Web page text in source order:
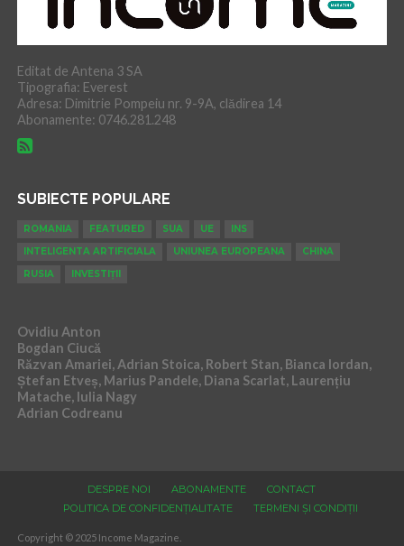
Editat de Antena 3 SA
Tipografia: Everest
Adresa: Dimitrie Pompeiu nr. 9-9A, clădirea 14
Abonamente: 0746.281.248
SUBIECTE POPULARE
ROMANIA FEATURED SUA UE
INS
INTELIGENTA ARTIFICIALA
UNIUNEA EUROPEANA
CHINA
RUSIA
INVESTIȚII
Ovidiu Anton
Bogdan Ciucă
Răzvan Amariei, Adrian Stoica, Robert Stan, Bianca Iordan,
Ștefan Etveș, Marius Pandele, Diana Scarlat, Laurențiu
Matache, Iulia Nagy
Adrian Codreanu
DESPRE NOI ABONAMENTE
CONTACT
POLITICA DE CONFIDENȚIALITATE
TERMENI ȘI CONDIȚII
Copyright © 2025 Income Magazine.